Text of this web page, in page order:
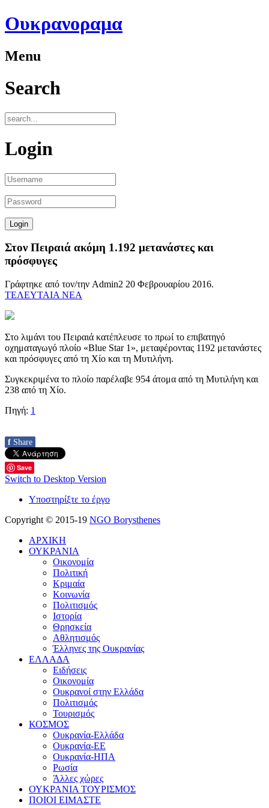
Ουκρανοραμα
Menu
Search
Login
Στον Πειραιά ακόμη 1.192 μετανάστες και
πρόσφυγες
Γράφτηκε από τον/την Admin2 20 Φεβρουαρίου 2016.
ΤΕΛΕΥΤΑΙΑ ΝΕΑ
Στο λιμάνι του Πειραιά κατέπλευσε το πρωί το επιβατηγό
οχηματαγωγό πλοίο «Blue Star 1», μεταφέροντας 1192 μετανάστες
και πρόσφυγες από τη Χίο και τη Μυτιλήνη.
Συγκεκριμένα το πλοίο παρέλαβε 954 άτομα από τη Μυτιλήνη και
238 από τη Χίο.
Πηγή: 1
f Share
Save
Switch to Desktop Version
Υποστηρίξτε το έργο
Copyright © 2015-19 NGO Borysthenes
ΑΡΧΙΚΗ
ΟΥΚΡΑΝΙΑ
Οικονομία
Πολιτική
Κριμαία
Κοινωνία
Πολιτισμός
Ιστορία
Θρησκεία
Αθλητισμός
Έλληνες της Ουκρανίας
ΕΛΛΑΔΑ
Ειδήσεις
Οικονομία
Ουκρανοί στην Ελλάδα
Πολιτισμός
Τουρισμός
ΚΟΣΜΟΣ
Ουκρανία-Ελλάδα
Ουκρανία-ΕΕ
Ουκρανία-ΗΠΑ
Ρωσία
Άλλες χώρες
ΟΥΚΡΑΝΙΑ ΤΟΥΡΙΣΜΟΣ
ΠΟΙΟΙ ΕΙΜΑΣΤΕ